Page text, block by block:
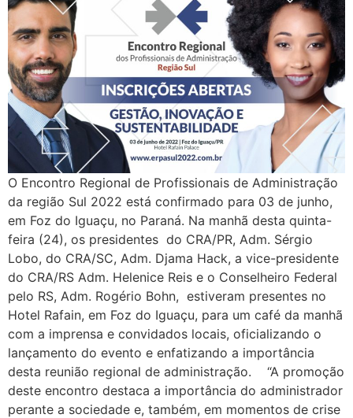
O Encontro Regional de Profissionais de Administração
da região Sul 2022 está confirmado para 03 de junho,
em Foz do Iguaçu, no Paraná. Na manhã desta quinta-
feira (24), os presidentes do CRA/PR, Adm. Sérgio
Lobo, do CRA/SC, Adm. Djama Hack, a vice-presidente
do CRA/RS Adm. Helenice Reis e o Conselheiro Federal
pelo RS, Adm. Rogério Bohn, estiveram presentes no
Hotel Rafain, em Foz do Iguaçu, para um café da manhã
com a imprensa e convidados locais, oficializando o
lançamento do evento e enfatizando a importância
desta reunião regional de administração. “A promoção
deste encontro destaca a importância do administrador
perante a sociedade e, também, em momentos de crise